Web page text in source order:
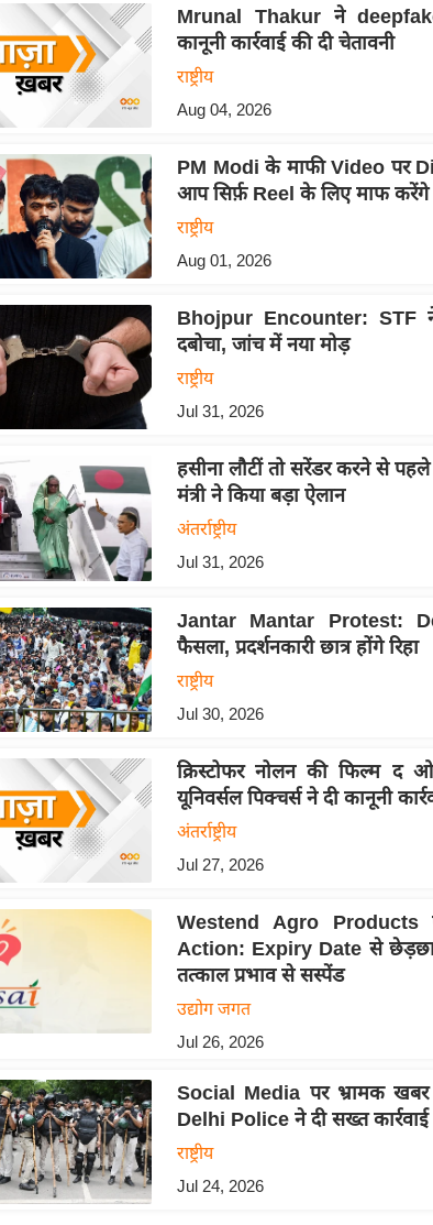
Mrunal Thakur ने
कानूनी कार्रवाई की दी चेतावनी
राष्ट्रीय
Aug 04, 2026
PM Modi के माफी Video पर
आप सिर्फ़ Reel के लिए माफ
राष्ट्रीय
Aug 01, 2026
Bhojpur Encounter: STF ने
दबोचा, जांच में नया मोड़
राष्ट्रीय
Jul 31, 2026
हसीना लौटीं तो सरेंडर करने से
मंत्री ने किया बड़ा ऐलान
अंतर्राष्ट्रीय
Jul 31, 2026
Jantar Mantar Protest:
फैसला, प्रदर्शनकारी छात्र होंगे रिहा
राष्ट्रीय
Jul 30, 2026
क्रिस्टोफर नोलन की फिल्म द
यूनिवर्सल पिक्चर्स ने दी कानूनी
अंतर्राष्ट्रीय
Jul 27, 2026
Westend Agro Products
Action: Expiry Date से
तत्काल प्रभाव से सस्पेंड
उद्योग जगत
Jul 26, 2026
Social Media पर भ्रामक खबर
Delhi Police ने दी सख्त कार्रवाई
राष्ट्रीय
Jul 24, 2026